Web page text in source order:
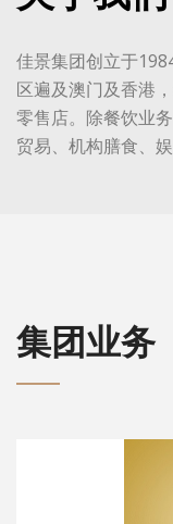
佳景集团创立于
区遍及澳门及香港
零售店。除餐饮业
贸易、机构膳食、
集团业务